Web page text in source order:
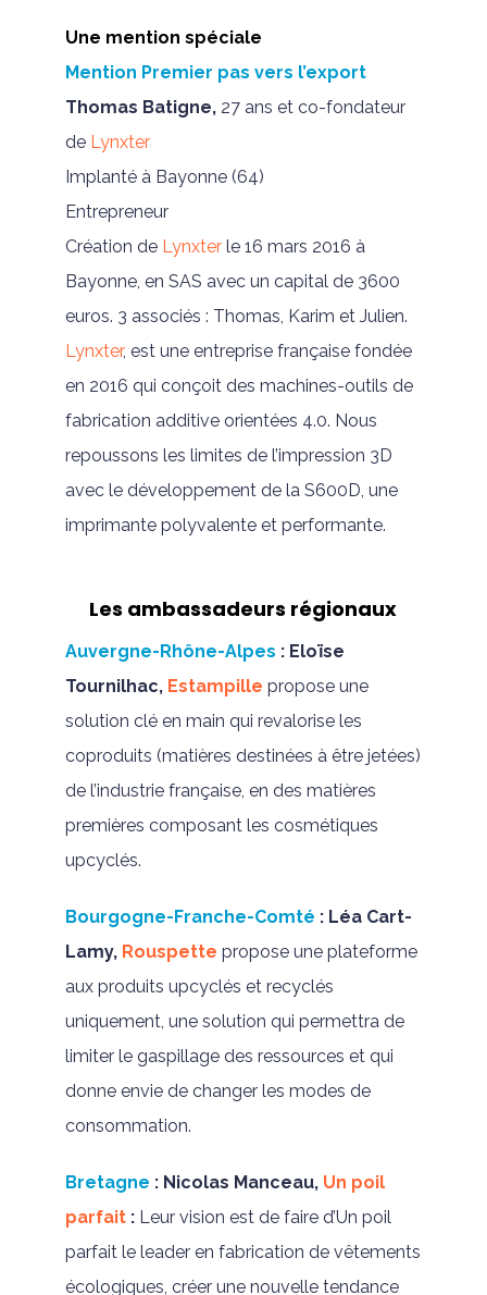
Une mention spéciale
Mention Premier pas vers l’export
Thomas Batigne,27 ans et co-fondateur
de Lynxter
Implanté à Bayonne (64)
Entrepreneur
Création de Lynxterle 16 mars 2016 à
Bayonne, en SAS avec un capital de 3600
euros. 3 associés : Thomas, Karim et Julien.
Lynxter, est une entreprise française fondée
en 2016 qui conçoit des machines-outils de
fabrication additive orientées 4.0. Nous
repoussons les limites de l’impression 3D
avec le développement de la S600D, une
imprimante polyvalente et performante.
Les ambassadeurs régionaux
Auvergne-Rhône-Alpes : Eloïse
Tournilhac, Estampille propose une
solution clé en main qui revalorise les
coproduits (matières destinées à être jetées)
de l’industrie française, en des matières
premières composant les cosmétiques
upcyclés.
Bourgogne-Franche-Comté : Léa Cart-
Lamy, Rouspette propose une plateforme
aux produits upcyclés et recyclés
uniquement, une solution qui permettra de
limiter le gaspillage des ressources et qui
donne envie de changer les modes de
consommation.
Bretagne :Nicolas Manceau, Un poil
parfait : Leur vision est de faire d’Un poil
parfait le leader en fabrication de vêtements
écologiques, créer une nouvelle tendance